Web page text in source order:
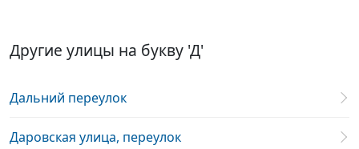
Другие улицы на букву 'Д'
Дальний переулок
Даровская улица, переулок